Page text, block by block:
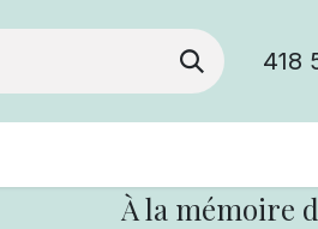
418
À la mémoire